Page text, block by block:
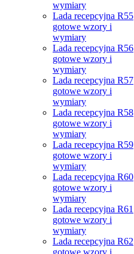
wymiary
Lada recepcyjna R55
gotowe wzory i
wymiary
Lada recepcyjna R56
gotowe wzory i
wymiary
Lada recepcyjna R57
gotowe wzory i
wymiary
Lada recepcyjna R58
gotowe wzory i
wymiary
Lada recepcyjna R59
gotowe wzory i
wymiary
Lada recepcyjna R60
gotowe wzory i
wymiary
Lada recepcyjna R61
gotowe wzory i
wymiary
Lada recepcyjna R62
gotowe wzory i